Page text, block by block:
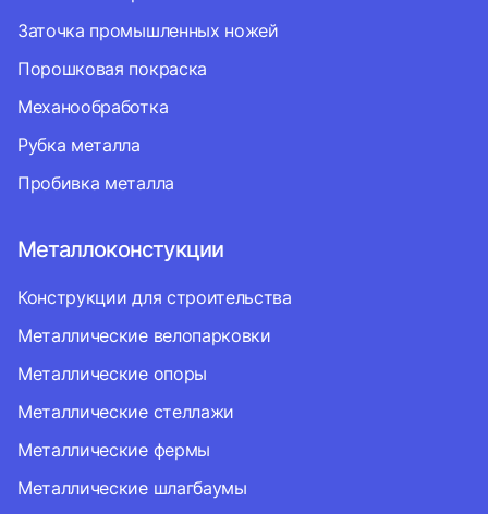
Заточка промышленных ножей
Порошковая покраска
Механообработка
Рубка металла
Пробивка металла
Металлоконстукции
Конструкции для строительства
Металлические велопарковки
Металлические опоры
Металлические стеллажи
Металлические фермы
Металлические шлагбаумы